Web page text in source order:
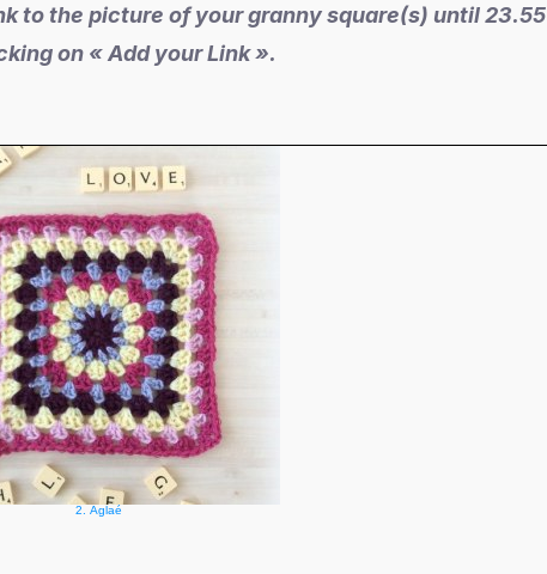
to the picture of your granny square(s) until 23.55
on « Add your Link ».
2. Aglaé